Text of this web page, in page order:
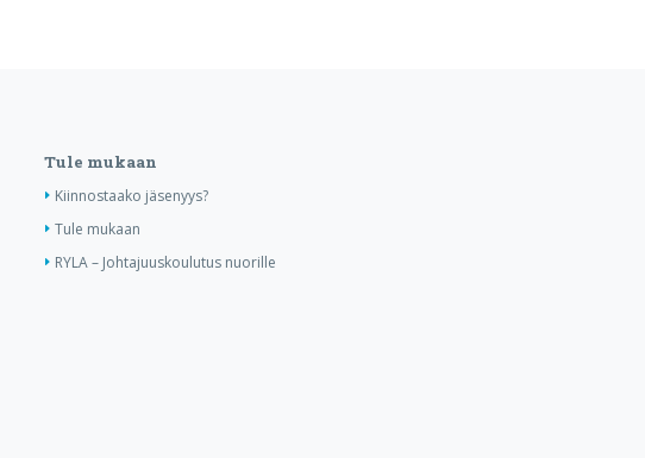
Tule mukaan
Kiinnostaako jäsenyys?
Tule mukaan
RYLA – Johtajuuskoulutus nuorille